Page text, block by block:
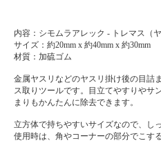
内容：シモムラアレック - トレマス（
サイズ：約20mm x 約40mm x 約30mm
材質：加硫ゴム
金属ヤスリなどのヤスリ掛け後の目詰
ス取りツールです。目立てやすりやサ
まりもかんたんに除去できます。
立方体で持ちやすいサイズなので、し
使用時は、角やコーナーの部分でこす